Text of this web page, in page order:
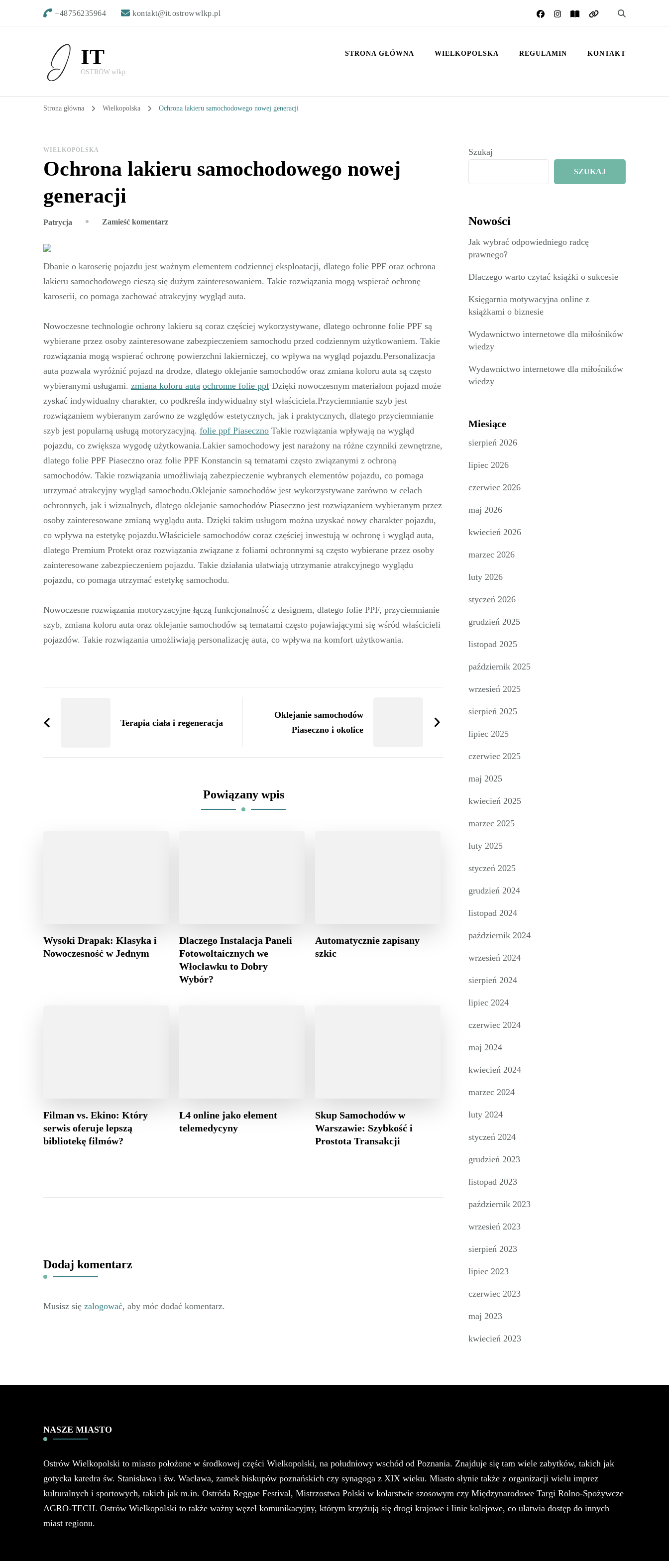
+48756235964 kontakt@it.ostrowwlkp.pl
IT
OSTRÓW.wlkp
STRONA GŁÓWNA WIELKOPOLSKA REGULAMIN KONTAKT
Strona główna Wielkopolska Ochrona lakieru samochodowego nowej generacji
WIELKOPOLSKA
Ochrona lakieru samochodowego nowej
generacji
Patrycja Zamieść komentarzwe
lakieru
nowej
generacji
Dbanie o karoserię pojazdu jest ważnym elementem codziennej eksploatacji, dlatego folie PPF oraz ochrona
lakieru samochodowego cieszą się dużym zainteresowaniem. Takie rozwiązania mogą wspierać ochronę
karoserii, co pomaga zachować atrakcyjny wygląd auta.
Nowoczesne technologie ochrony lakieru są coraz częściej wykorzystywane, dlatego ochronne folie PPF są
wybierane przez osoby zainteresowane zabezpieczeniem samochodu przed codziennym użytkowaniem. Takie
rozwiązania mogą wspierać ochronę powierzchni lakierniczej, co wpływa na wygląd pojazdu.Personalizacja
auta pozwala wyróżnić pojazd na drodze, dlatego oklejanie samochodów oraz zmiana koloru auta są często
wybieranymi usługami. zmiana koloru auta ochronne folie ppf Dzięki nowoczesnym materiałom pojazd może
zyskać indywidualny charakter, co podkreśla indywidualny styl właściciela.Przyciemnianie szyb jest
rozwiązaniem wybieranym zarówno ze względów estetycznych, jak i praktycznych, dlatego przyciemnianie
szyb jest popularną usługą motoryzacyjną. folie ppf Piaseczno Takie rozwiązania wpływają na wygląd
pojazdu, co zwiększa wygodę użytkowania.Lakier samochodowy jest narażony na różne czynniki zewnętrzne,
dlatego folie PPF Piaseczno oraz folie PPF Konstancin są tematami często związanymi z ochroną
samochodów. Takie rozwiązania umożliwiają zabezpieczenie wybranych elementów pojazdu, co pomaga
utrzymać atrakcyjny wygląd samochodu.Oklejanie samochodów jest wykorzystywane zarówno w celach
ochronnych, jak i wizualnych, dlatego oklejanie samochodów Piaseczno jest rozwiązaniem wybieranym przez
osoby zainteresowane zmianą wyglądu auta. Dzięki takim usługom można uzyskać nowy charakter pojazdu,
co wpływa na estetykę pojazdu.Właściciele samochodów coraz częściej inwestują w ochronę i wygląd auta,
dlatego Premium Protekt oraz rozwiązania związane z foliami ochronnymi są często wybierane przez osoby
zainteresowane zabezpieczeniem pojazdu. Takie działania ułatwiają utrzymanie atrakcyjnego wyglądu
pojazdu, co pomaga utrzymać estetykę samochodu.
Nowoczesne rozwiązania motoryzacyjne łączą funkcjonalność z designem, dlatego folie PPF, przyciemnianie
szyb, zmiana koloru auta oraz oklejanie samochodów są tematami często pojawiającymi się wśród właścicieli
pojazdów. Takie rozwiązania umożliwiają personalizację auta, co wpływa na komfort użytkowania.
wpisy
Terapia ciała i regeneracja
Oklejanie samochodów
Piaseczno i okolice
Powiązany wpis
Wysoki Drapak: Klasyka i
Nowoczesność w Jednym
Dlaczego Instalacja Paneli
Fotowoltaicznych we
Włocławku to Dobry
Wybór?
Automatycznie zapisany
szkic
Filman vs. Ekino: Który
serwis oferuje lepszą
bibliotekę filmów?
L4 online jako element
telemedycyny
Skup Samochodów w
Warszawie: Szybkość i
Prostota Transakcji
Dodaj komentarz
Musisz się zalogować, aby móc dodać komentarz.
Szukaj
SZUKAJ
Nowości
Jak wybrać odpowiedniego radcę
prawnego?
Dlaczego warto czytać książki o sukcesie
Księgarnia motywacyjna online z
książkami o biznesie
Wydawnictwo internetowe dla miłośników
wiedzy
Wydawnictwo internetowe dla miłośników
wiedzy
Miesiące
sierpień 2026
lipiec 2026
czerwiec 2026
maj 2026
kwiecień 2026
marzec 2026
luty 2026
styczeń 2026
grudzień 2025
listopad 2025
październik 2025
wrzesień 2025
sierpień 2025
lipiec 2025
czerwiec 2025
maj 2025
kwiecień 2025
marzec 2025
luty 2025
styczeń 2025
grudzień 2024
listopad 2024
październik 2024
wrzesień 2024
sierpień 2024
lipiec 2024
czerwiec 2024
maj 2024
kwiecień 2024
marzec 2024
luty 2024
styczeń 2024
grudzień 2023
listopad 2023
październik 2023
wrzesień 2023
sierpień 2023
lipiec 2023
czerwiec 2023
maj 2023
kwiecień 2023
NASZE MIASTO
Ostrów Wielkopolski to miasto położone w środkowej części Wielkopolski, na południowy wschód od Poznania. Znajduje się tam wiele zabytków, takich jak
gotycka katedra św. Stanisława i św. Wacława, zamek biskupów poznańskich czy synagoga z XIX wieku. Miasto słynie także z organizacji wielu imprez
kulturalnych i sportowych, takich jak m.in. Ostróda Reggae Festival, Mistrzostwa Polski w kolarstwie szosowym czy Międzynarodowe Targi Rolno-Spożywcze
AGRO-TECH. Ostrów Wielkopolski to także ważny węzeł komunikacyjny, którym krzyżują się drogi krajowe i linie kolejowe, co ułatwia dostęp do innych
miast regionu.